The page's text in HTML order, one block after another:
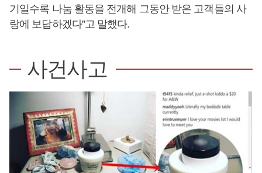
기일수록 나눔 활동을 전개해 그동안 받은 고객들의 사
랑에 보답하겠다”고 말했다.
사건사고